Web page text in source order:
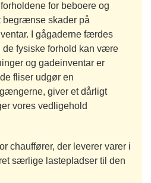
for beboere og
skader på
I gågaderne færdes
fysiske forhold kan være
og gadeinventar er
fliser udgør en
giver et dårligt
vores vedligehold
chauffører, der leverer varer i
særlige lastepladser til den